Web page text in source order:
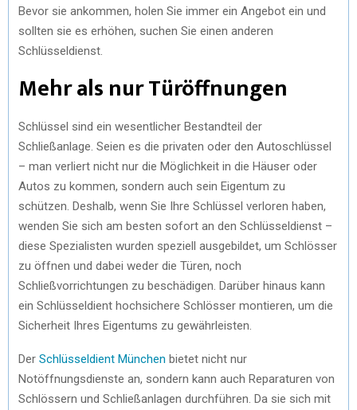
Bevor sie ankommen, holen Sie immer ein Angebot ein und
sollten sie es erhöhen, suchen Sie einen anderen
Schlüsseldienst.
Mehr als nur Türöffnungen
Schlüssel sind ein wesentlicher Bestandteil der
Schließanlage. Seien es die privaten oder den Autoschlüssel
– man verliert nicht nur die Möglichkeit in die Häuser oder
Autos zu kommen, sondern auch sein Eigentum zu
schützen. Deshalb, wenn Sie Ihre Schlüssel verloren haben,
wenden Sie sich am besten sofort an den Schlüsseldienst –
diese Spezialisten wurden speziell ausgebildet, um Schlösser
zu öffnen und dabei weder die Türen, noch
Schließvorrichtungen zu beschädigen. Darüber hinaus kann
ein Schlüsseldient hochsichere Schlösser montieren, um die
Sicherheit Ihres Eigentums zu gewährleisten.
Der Schlüsseldient München bietet nicht nur
Notöffnungsdienste an, sondern kann auch Reparaturen von
Schlössern und Schließanlagen durchführen. Da sie sich mit